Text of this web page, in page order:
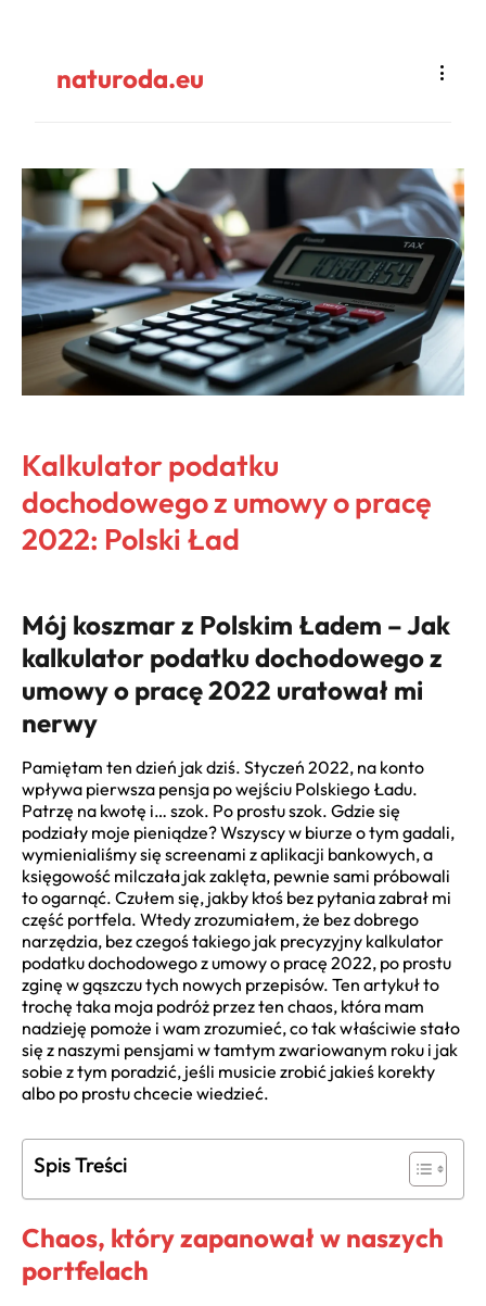
naturoda.eu
Kalkulator podatku
dochodowego z umowy o pracę
2022: Polski Ład
Mój koszmar z Polskim Ładem – Jak
kalkulator podatku dochodowego z
umowy o pracę 2022 uratował mi
nerwy
Pamiętam ten dzień jak dziś. Styczeń 2022, na konto
wpływa pierwsza pensja po wejściu Polskiego Ładu.
Patrzę na kwotę i… szok. Po prostu szok. Gdzie się
podziały moje pieniądze? Wszyscy w biurze o tym gadali,
wymienialiśmy się screenami z aplikacji bankowych, a
księgowość milczała jak zaklęta, pewnie sami próbowali
to ogarnąć. Czułem się, jakby ktoś bez pytania zabrał mi
część portfela. Wtedy zrozumiałem, że bez dobrego
narzędzia, bez czegoś takiego jak precyzyjny kalkulator
podatku dochodowego z umowy o pracę 2022, po prostu
zginę w gąszczu tych nowych przepisów. Ten artykuł to
trochę taka moja podróż przez ten chaos, która mam
nadzieję pomoże i wam zrozumieć, co tak właściwie stało
się z naszymi pensjami w tamtym zwariowanym roku i jak
sobie z tym poradzić, jeśli musicie zrobić jakieś korekty
albo po prostu chcecie wiedzieć.
Spis Treści
Chaos, który zapanował w naszych
portfelach